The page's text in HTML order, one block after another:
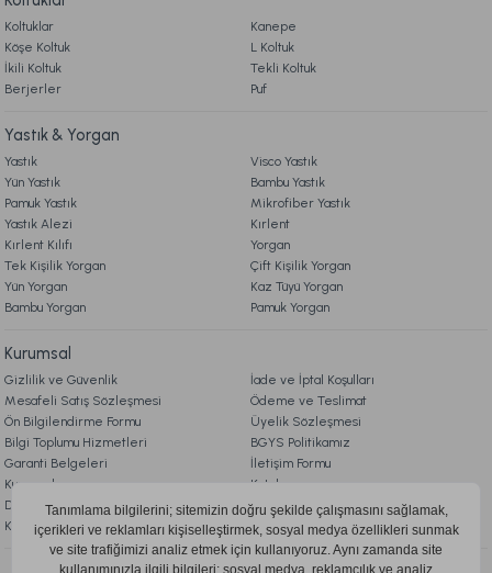
4.599,00 TL
Lexus Yatak Örtüsü / Nevresim Takımı Seti Çift Kişilik - Gri
9.999,00 TL
Ücretsiz Kargo
Loria Yatak Örtüsü / Nevresim Takımı Seti Çift Kişilik - Krem
9.999,00 TL
Ücretsiz Kargo
Nero Cool Yastık 60x40 cm
1.999,00 TL
Koltuklar
Kanepe
Köşe Koltuk
L Koltuk
İkili Koltuk
Tekli Koltuk
Berjerler
Puf
Yastık & Yorgan
Yastık
Visco Yastık
Yün Yastık
Bambu Yastık
Pamuk Yastık
Mikrofiber Yastık
Yastık Alezi
Kırlent
Kırlent Kılıfı
Yorgan
Tek Kişilik Yorgan
Çift Kişilik Yorgan
Yün Yorgan
Kaz Tüyü Yorgan
Bambu Yorgan
Pamuk Yorgan
Kurumsal
Gizlilik ve Güvenlik
İade ve İptal Koşulları
Mesafeli Satış Sözleşmesi
Ödeme ve Teslimat
Ön Bilgilendirme Formu
Üyelik Sözleşmesi
Bilgi Toplumu Hizmetleri
BGYS Politikamız
Garanti Belgeleri
İletişim Formu
Kurumsal
Katalog
Doqu Blog
Çerez Politikası
KVKK Aydınlatma Metni